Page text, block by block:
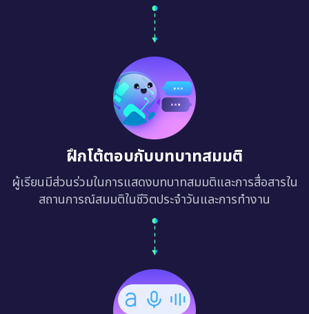
ฝึกโต้ตอบกับบทบาทสมมติ
ผู้เรียนมีส่วนร่วมในการแสดงบทบาทสมมติและการสื่อสารใน
สถานการณ์สมมติในชีวิตประจำวันและการทำงาน